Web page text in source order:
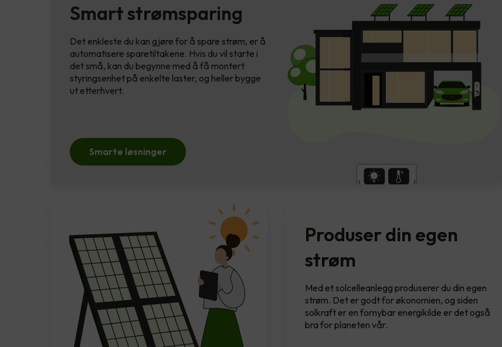
Smart strømsparing
Det enkleste du kan gjøre for å spare strøm, er å
automatisere sparetiltakene. Hvis du vil starte i
det små, kan du begynne med å få montert
styringsenhet på enkelte laster, og heller bygge
ut etterhvert.
Smarte løsninger
Produser din egen
strøm
Med et solcelleanlegg produserer du din egen
strøm. Det er godt for økonomien, og siden
solkraft er en fornybar energikilde er det også
bra for planeten vår.